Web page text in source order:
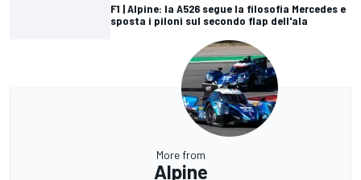
F1 | Alpine: la A526 segue la filosofia Mercedes e
sposta i piloni sul secondo flap dell'ala
More from
Alpine